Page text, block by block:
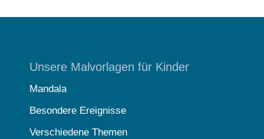
Unsere Malvorlagen für Kinder
Mandala
Besondere Ereignisse
Verschiedene Themen